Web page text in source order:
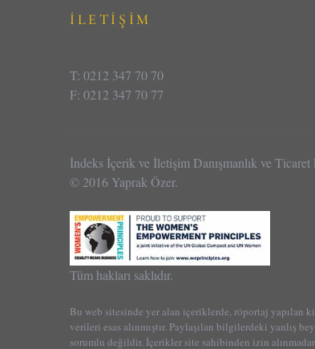
İLETİŞİM
T: 0212 347 70 70
F: 0212 347 70 77
İndeks İçerik ve İletişim Danışmanlık ve
© 2016 Yaprak Özer.
Tüm hakları saklıdır.
Bu web sitesinde yer alan içeriklerde, röportaj yapılan
verileri esas alınmıştır. Paylaşılan bilgilerdeki yanlış
sorumlu değildir. İçerikler site sahibinden izin